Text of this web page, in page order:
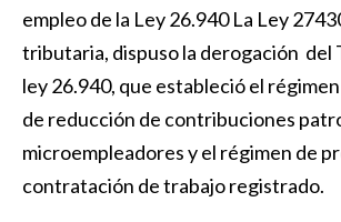
empleo de la Ley 26.940 La Ley
tributaria, dispuso la derogación del
ley 26.940, que estableció el
de reducción de contribuciones
microempleadores y el régimen de
contratación de trabajo registrado.